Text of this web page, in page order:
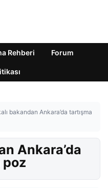
Rehberi Forum
bakandan Ankara’da tartışma
Ankara’da